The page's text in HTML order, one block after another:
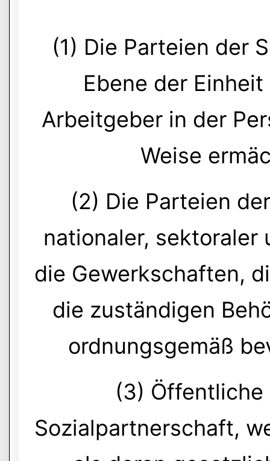
(1) Die Parteien der
Ebene der
Arbeitgeber in der
Weise
(2) Die Parteien
nationaler, sektoraler
die Gewerkschaften,
die zuständigen
ordnungsgemäß
(3) Öffentliche
Sozialpartnerschaft,